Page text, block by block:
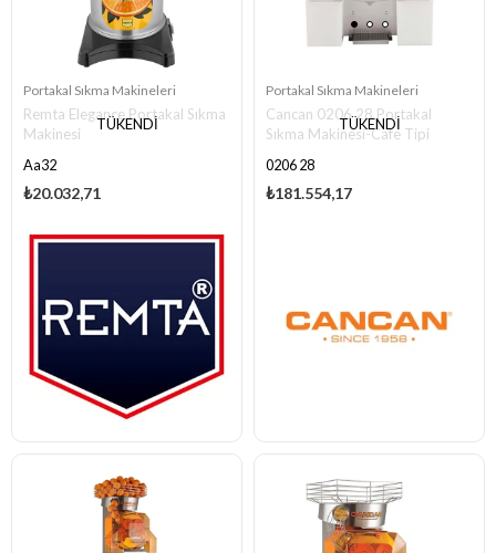
TÜKENDI
Portakal Sıkma Makineleri
Remta Elegance Portakal Sıkma
Makinesi
Aa32
₺20.032,71
TÜKENDI
Portakal Sıkma Makineleri
Cancan 0206 28 Portakal
Sıkma Makinesi-Cafe Tipi
0206 28
₺181.554,17